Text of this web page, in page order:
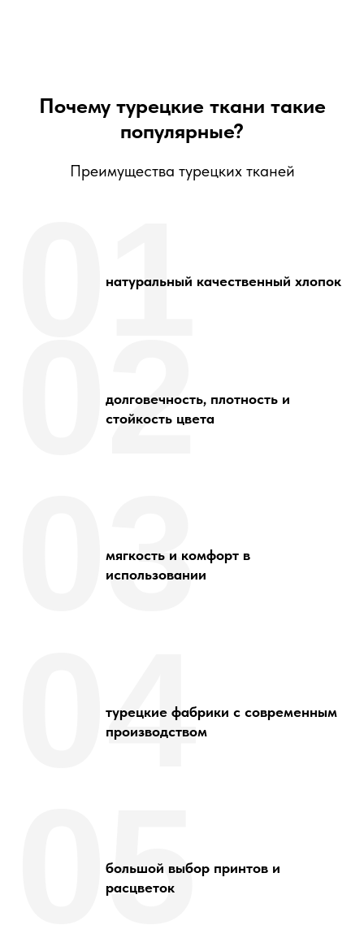
Почему турецкие ткани такие
популярные?
Преимущества турецких тканей
натуральный качественный хлопок
01
долговечность, плотность и
стойкость цвета
02
мягкость и комфорт в
использовании
03
турецкие фабрики с современным
производством
04
большой выбор принтов и
расцветок
05